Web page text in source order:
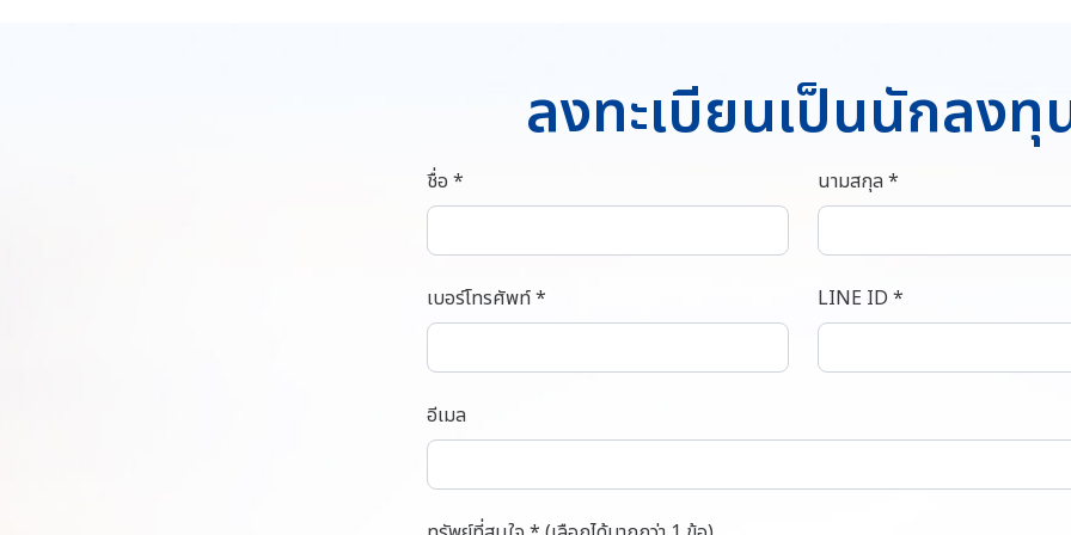
ลงทะเบียนเป็นนักลงทุ
ชื่อ * นามสกุล *
เบอร์โทรศัพท์ * LINE ID *
อีเมล